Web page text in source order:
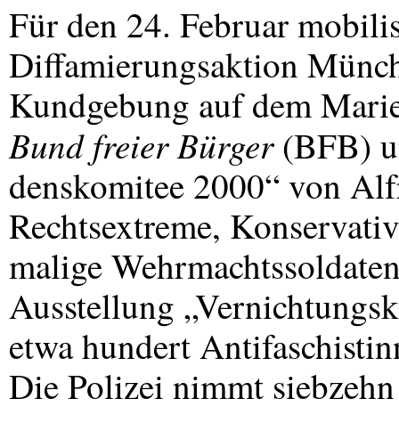
Für den 24. Februar
Diffamierungsaktion
Kundgebung auf dem
Bund freier Bürger(BFB)
denskomitee 2000“ von
Rechtsextreme,
malige
Ausstellung
etwa hundert
Die Polizei nimmt